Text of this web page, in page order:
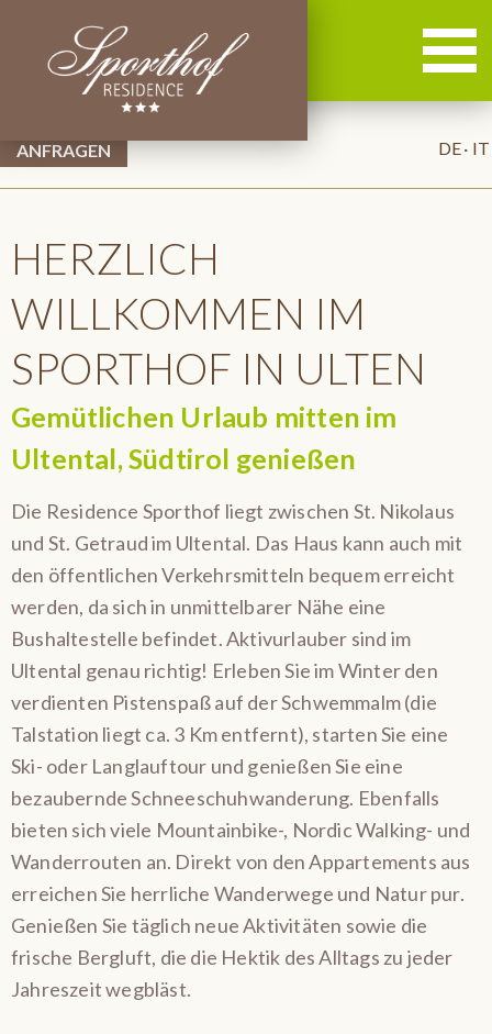
DE IT
HERZLICH
WILLKOMMEN IM
SPORTHOF IN ULTEN
Gemütlichen Urlaub mitten im
Ultental, Südtirol genießen
Die Residence Sporthof liegt zwischen St. Nikolaus
und St. Getraud im Ultental. Das Haus kann auch mit
den öffentlichen Verkehrsmitteln bequem erreicht
werden, da sich in unmittelbarer Nähe eine
Bushaltestelle befindet. Aktivurlauber sind im
Ultental genau richtig! Erleben Sie im Winter den
verdienten Pistenspaß auf der Schwemmalm (die
Talstation liegt ca. 3 Km entfernt), starten Sie eine
Ski- oder Langlauftour und genießen Sie eine
bezaubernde Schneeschuhwanderung. Ebenfalls
bieten sich viele Mountainbike-, Nordic Walking- und
Wanderrouten an. Direkt von den Appartements aus
erreichen Sie herrliche Wanderwege und Natur pur.
Genießen Sie täglich neue Aktivitäten sowie die
frische Bergluft, die die Hektik des Alltags zu jeder
Jahreszeit wegbläst.